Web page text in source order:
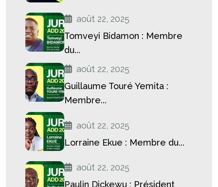
août 22, 2025
Tomveyi Bidamon : Membre
du...
août 22, 2025
Guillaume Touré Yemita :
Membre...
août 22, 2025
Lorraine Ekue : Membre du...
août 22, 2025
Paulin Dickewu : Président